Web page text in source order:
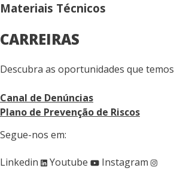
Materiais Técnicos
CARREIRAS
Descubra as oportunidades que temos
Canal de Denúncias
Plano de Prevenção de Riscos
Segue-nos em:
Linkedin Youtube Instagram